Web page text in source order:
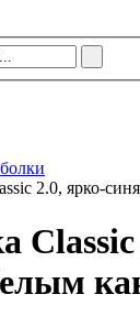
2.0, ярко-